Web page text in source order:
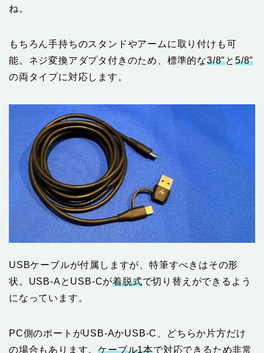
ね。
もちろん手持ちのスタンドやアームに取り付けも可
能。ネジ変換アダプタ付きのため、標準的な3/8″と5/8″
の両タイプに対応します。
USBケーブルが付属しますが、特筆すべきはその形
状。USB-AとUSB-Cが着脱式で切り替えができるよう
になっています。
PC側のポートがUSB-AかUSB-C、どちらか片方だけ
の場合もあります。ケーブル1本で対応できるため非常